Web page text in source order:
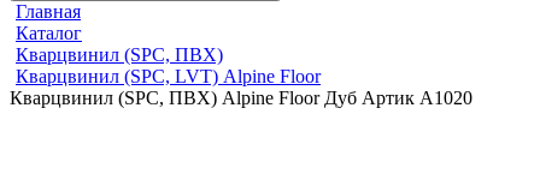
Главная
Каталог
Кварцвинил (SPC, ПВХ)
Кварцвинил (SPC, LVT) Alpine Floor
Кварцвинил (SPC, ПВХ) Alpine Floor Дуб Артик А1020